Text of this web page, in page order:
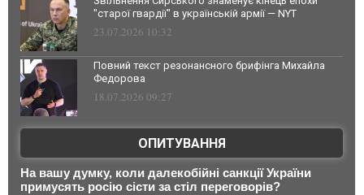
"старої гвардії" в українській армії — NYT
23.07.2026 10:32
Повний текст резонансного брифінга Михайла
Федорова
18.07.2026 09:27
ОПИТУВАННЯ
На вашу думку, коли далекобійні санкції України
примусять росію сісти за стіл переговорів?